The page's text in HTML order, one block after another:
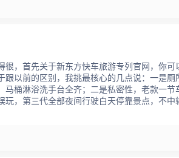
，首先关于新东方快车旅游专列官网，你
以前的区别，我挑最核心的几点说：一是
马桶淋浴洗手台全齐；二是私密性，老款一
，第三代全部夜间行驶白天停靠景点，不中